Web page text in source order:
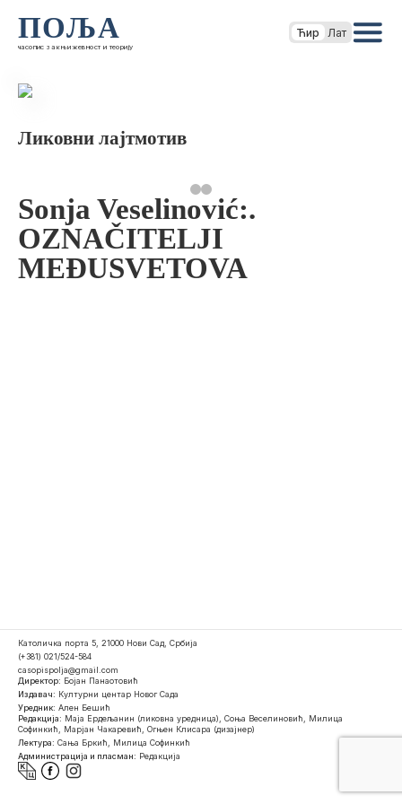
ПОЉА
часопис за књижевност и теорију
Ћир Лат
Ликовни лајтмотив
Sonja Veselinović:.
OZNAČITELJI
MEĐUSVETOVA
Католичка порта 5, 21000 Нови Сад, Србија
(+381) 021/524-584
casopispolja@gmail.com
Директор: Бојан Панаотовић
Издавач: Културни центар Новог Сада
Уредник: Ален Бешић
Редакција: Маја Ердељанин (ликовна уредница), Соња Веселиновић, Милица
Софинкић, Марјан Чакаревић, Огњен Клисара (дизајнер)
Лектура: Сања Бркић, Милица Софинкић
Администрација и пласман: Редакција